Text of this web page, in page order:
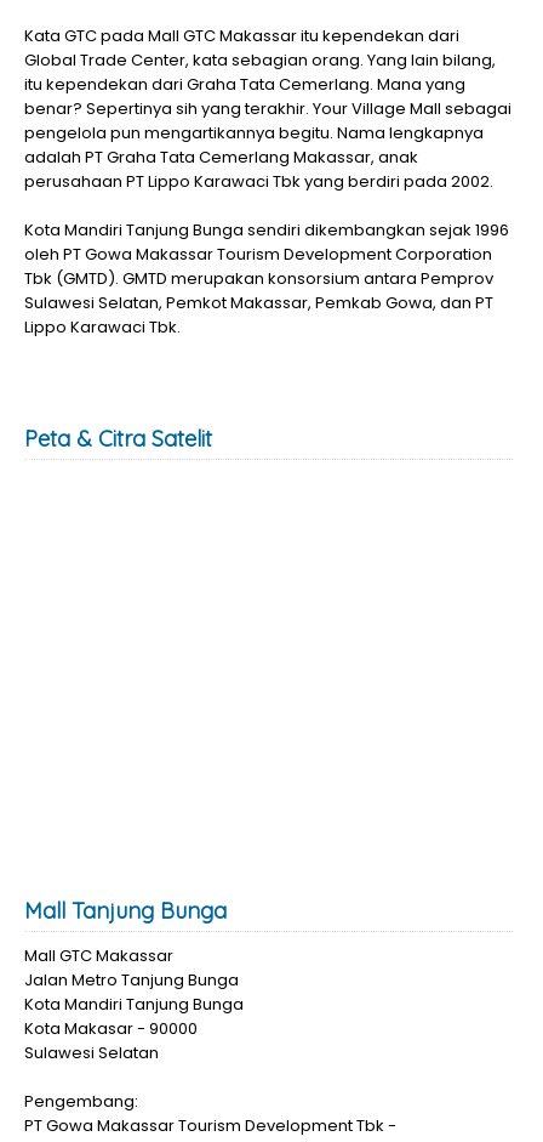
Kata GTC pada Mall GTC Makassar itu kependekan dari
Global Trade Center, kata sebagian orang. Yang lain bilang,
itu kependekan dari Graha Tata Cemerlang. Mana yang
benar? Sepertinya sih yang terakhir. Your Village Mall sebagai
pengelola pun mengartikannya begitu. Nama lengkapnya
adalah PT Graha Tata Cemerlang Makassar, anak
perusahaan PT Lippo Karawaci Tbk yang berdiri pada 2002.
Kota Mandiri Tanjung Bunga sendiri dikembangkan sejak 1996
oleh PT Gowa Makassar Tourism Development Corporation
Tbk (GMTD). GMTD merupakan konsorsium antara Pemprov
Sulawesi Selatan, Pemkot Makassar, Pemkab Gowa, dan PT
Lippo Karawaci Tbk.
Peta & Citra Satelit
Mall Tanjung Bunga
Mall GTC Makassar
Jalan Metro Tanjung Bunga
Kota Mandiri Tanjung Bunga
Kota Makasar - 90000
Sulawesi Selatan
Pengembang:
PT Gowa Makassar Tourism Development Tbk -